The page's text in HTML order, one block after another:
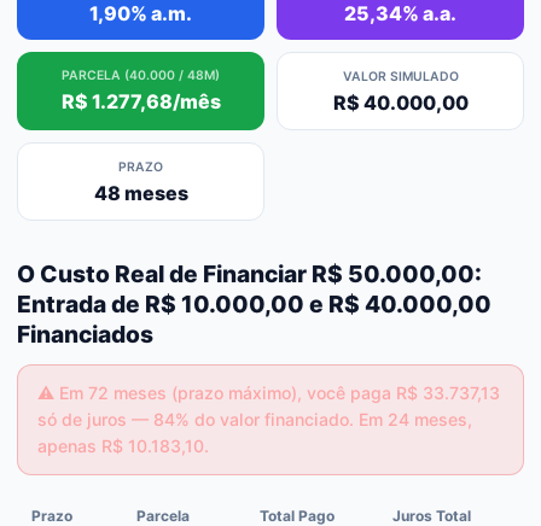
1,90% a.m. 25,34% a.a.
PARCELA (40.000 / 48M)
R$ 1.277,68/mês
VALOR SIMULADO
R$ 40.000,00
PRAZO
48 meses
O Custo Real de Financiar R$ 50.000,00:
Entrada de R$ 10.000,00 e R$ 40.000,00
Financiados
⚠️ Em 72 meses (prazo máximo), você paga R$ 33.737,13
só de juros — 84% do valor financiado. Em 24 meses,
apenas R$ 10.183,10.
Prazo Parcela Total Pago Juros Total